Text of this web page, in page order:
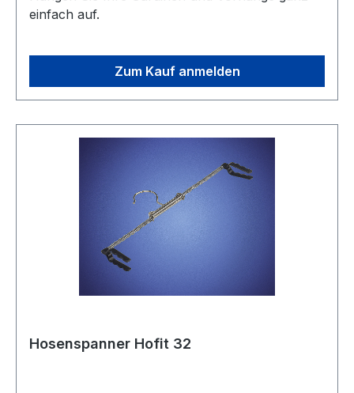
einfach auf.
Zum Kauf anmelden
Hosenspanner Hofit 32